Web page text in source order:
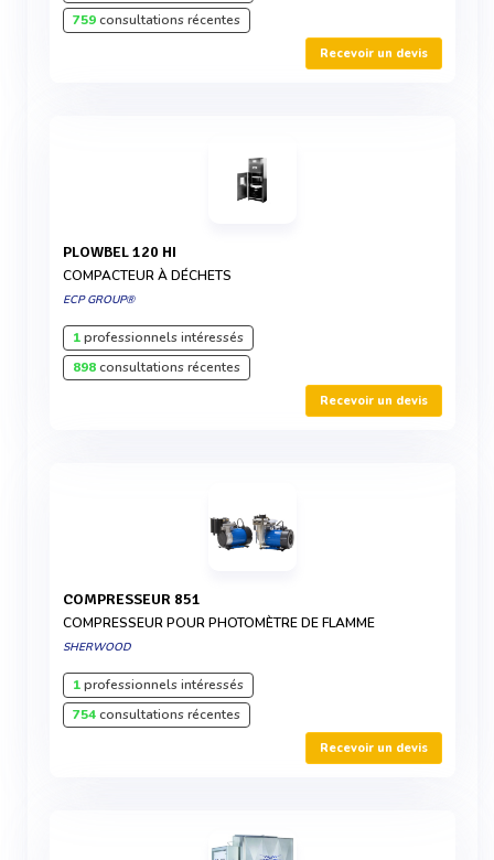
759consultations récentes
Recevoir un devis
PLOWBEL 120 HI
COMPACTEUR À DÉCHETS
ECP GROUP®
1professionnels intéressés
898consultations récentes
Recevoir un devis
COMPRESSEUR 851
COMPRESSEUR POUR PHOTOMÈTRE DE FLAMME
SHERWOOD
1professionnels intéressés
754consultations récentes
Recevoir un devis